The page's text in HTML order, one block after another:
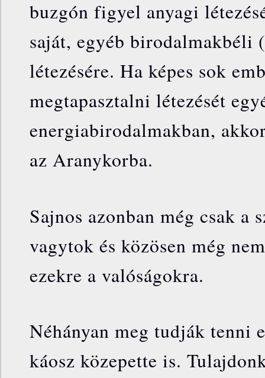
buzgón figyel anyagi
saját, egyéb birodalmakbéli
létezésére. Ha képes sok
megtapasztalni létezését
energiabirodalmakban,
az Aranykorba.
Sajnos azonban még csak a
vagytok és közösen még
ezekre a valóságokra.
Néhányan meg tudják tenni
káosz közepette is.